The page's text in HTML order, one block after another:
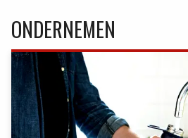
ONDERNEMEN